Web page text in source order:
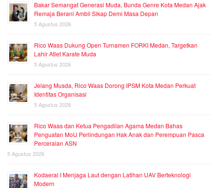
Bakar Semangat Generasi Muda, Bunda Genre Kota Medan Ajak
Remaja Berani Ambil Sikap Demi Masa Depan
5 Agustus 2026
Rico Waas Dukung Open Turnamen FORKI Medan, Targetkan
Lahir Atlet Karate Muda
5 Agustus 2026
Jelang Musda, Rico Waas Dorong IPSM Kota Medan Perkuat
Identitas Organisasi
5 Agustus 2026
Rico Waas dan Ketua Pengadilan Agama Medan Bahas
Penguatan MoU Perlindungan Hak Anak dan Perempuan Pasca
Perceraian ASN
5 Agustus 2026
Kodaeral I Menjaga Laut dengan Latihan UAV Berteknologi
Modern